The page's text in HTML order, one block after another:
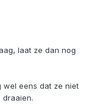
laat ze dan nog
wel eens dat ze niet
draaien.